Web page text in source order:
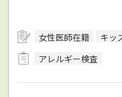
女性医師在籍 キッ
アレルギー検査